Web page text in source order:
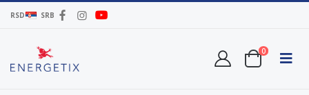
RSD SRB
0